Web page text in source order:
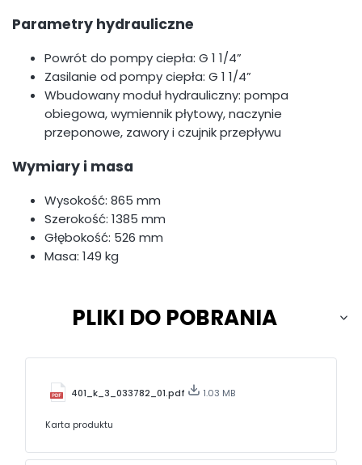
Parametry hydrauliczne
Powrót do pompy ciepła: G 1 1/4”
Zasilanie od pompy ciepła: G 1 1/4”
Wbudowany moduł hydrauliczny: pompa
obiegowa, wymiennik płytowy, naczynie
przeponowe, zawory i czujnik przepływu
Wymiary i masa
Wysokość: 865 mm
Szerokość: 1385 mm
Głębokość: 526 mm
Masa: 149 kg
PLIKI DO POBRANIA
401_k_3_033782_01.pdf 1.03 MB
Karta produktu